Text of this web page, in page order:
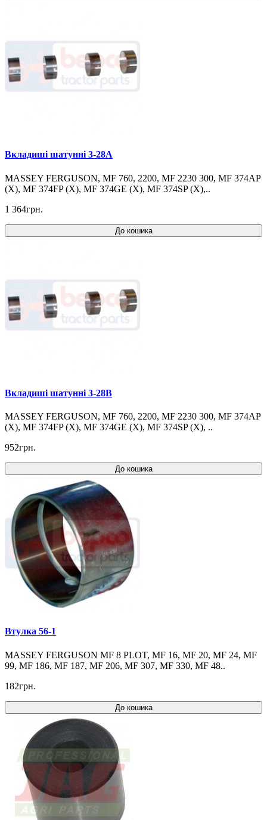
Вкладиші шатунні 3-28A
MASSEY FERGUSON, MF 760, 2200, MF 2230 300, MF 374AP
(X), MF 374FP (X), MF 374GE (X), MF 374SP (X),..
1 364грн.
До кошика
Вкладиші шатунні 3-28B
MASSEY FERGUSON, MF 760, 2200, MF 2230 300, MF 374AP
(X), MF 374FP (X), MF 374GE (X), MF 374SP (X), ..
952грн.
До кошика
Втулка 56-1
MASSEY FERGUSON MF 8 PLOT, MF 16, MF 20, MF 24, MF
99, MF 186, MF 187, MF 206, MF 307, MF 330, MF 48..
182грн.
До кошика